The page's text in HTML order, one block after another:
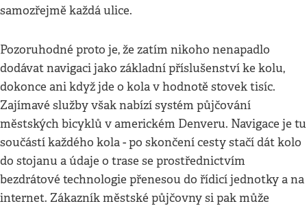
samozřejmě každá ulice.
Pozoruhodné proto je, že zatím nikoho nenapadlo
dodávat navigaci jako základní příslušenství ke kolu,
dokonce ani když jde o kola v hodnotě stovek tisíc.
Zajímavé služby však nabízí systém půjčování
městských bicyklů v americkém Denveru. Navigace je tu
součástí každého kola - po skončení cesty stačí dát kolo
do stojanu a údaje o trase se prostřednictvím
bezdrátové technologie přenesou do řídicí jednotky a na
internet. Zákazník městské půjčovny si pak může